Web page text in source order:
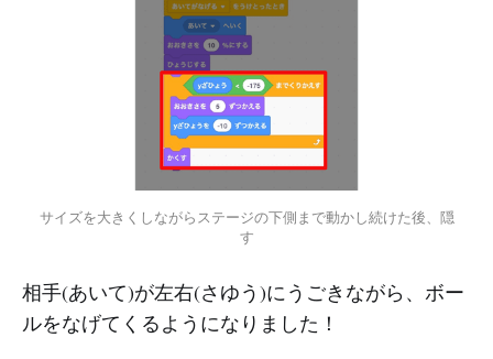
サイズを大きくしながらステージの下側まで動かし続けた後、隠
す
相手(あいて)が左右(さゆう)にうごきながら、ボー
ルをなげてくるようになりました！